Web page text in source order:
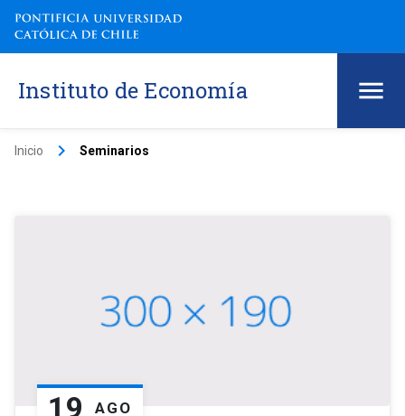
Instituto de Economía
Inicio keyboard_arrow_right Seminarios
19 AGO